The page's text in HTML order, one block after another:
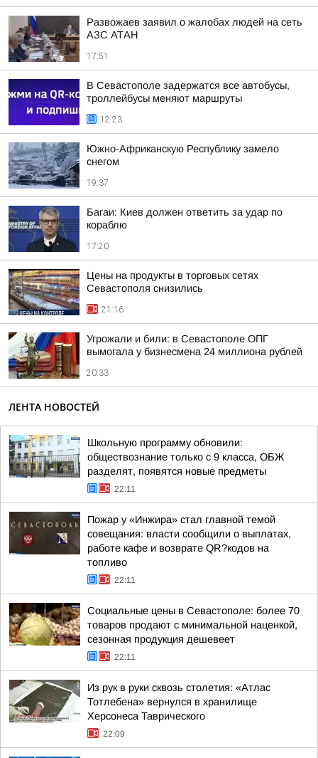
Развожаев заявил о жалобах людей на сеть
АЗС АТАН
17:51
В Севастополе задержатся все автобусы,
троллейбусы меняют маршруты
12:23
Южно-Африканскую Республику замело
снегом
19:37
Багаи: Киев должен ответить за удар по
кораблю
17:20
Цены на продукты в торговых сетях
Севастополя снизились
21:16
Угрожали и били: в Севастополе ОПГ
вымогала у бизнесмена 24 миллиона рублей
20:33
ЛЕНТА НОВОСТЕЙ
Школьную программу обновили:
обществознание только с 9 класса, ОБЖ
разделят, появятся новые предметы
22:11
Пожар у «Инжира» стал главной темой
совещания: власти сообщили о выплатах,
работе кафе и возврате QR?кодов на
топливо
22:11
Социальные цены в Севастополе: более 70
товаров продают с минимальной наценкой,
сезонная продукция дешевеет
22:11
Из рук в руки сквозь столетия: «Атлас
Тотлебена» вернулся в хранилище
Херсонеса Таврического
22:09